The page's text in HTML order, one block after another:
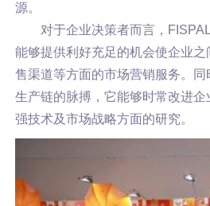
源。
对于企业决策者而言，
能够提供利好充足的机会使企业
售渠道等方面的市场营销服务。
生产链的脉搏，它能够时常改进
强技术及市场战略方面的研究。